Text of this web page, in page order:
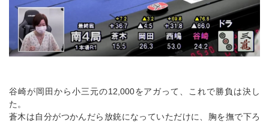
谷崎が岡田から小三元の12,000をアガって、これで勝負は決し
た。
蒼木は自分がつかんだら放銃になっていただけに、胸を撫で下ろ